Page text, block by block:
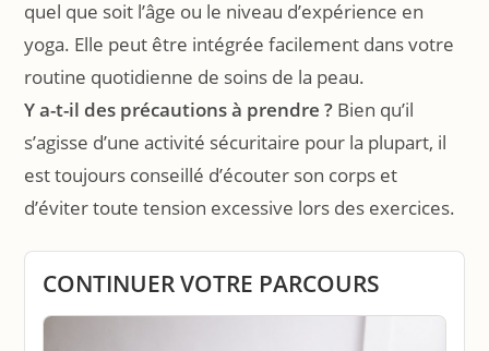
quel que soit l’âge ou le niveau d’expérience en
yoga. Elle peut être intégrée facilement dans votre
routine quotidienne de soins de la peau.
Y a-t-il des précautions à prendre ? Bien qu’il
s’agisse d’une activité sécuritaire pour la plupart, il
est toujours conseillé d’écouter son corps et
d’éviter toute tension excessive lors des exercices.
CONTINUER VOTRE PARCOURS